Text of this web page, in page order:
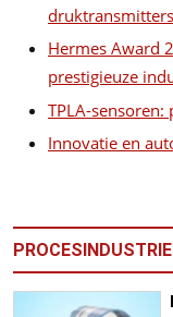
druktransmitters
Hermes Award
prestigieuze
TPLA-
Innovatie en